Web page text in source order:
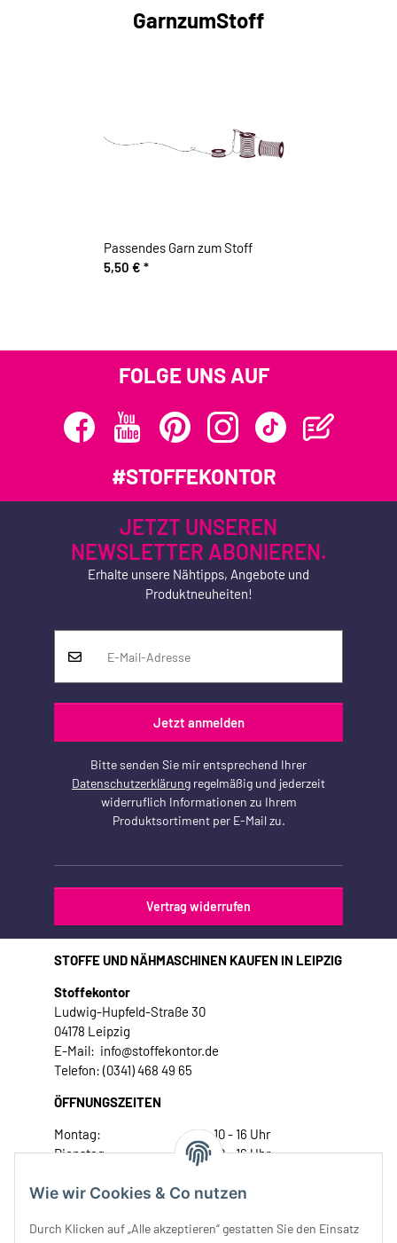
Wie wir Cookies & Co nutzen
Durch Klicken auf „Alle akzeptieren“ gestatten Sie den Einsatz
GarnzumStoff
Passendes Garn zum Stoff
5,50 € *
FOLGE UNS AUF
#STOFFEKONTOR
JETZT UNSEREN
NEWSLETTER ABONIEREN.
Erhalte unsere Nähtipps, Angebote und
Produktneuheiten!
Jetzt anmelden
Bitte senden Sie mir entsprechend Ihrer
Datenschutzerklärung regelmäßig und jederzeit
widerruflich Informationen zu Ihrem
Produktsortiment per E-Mail zu.
Vertrag widerrufen
STOFFE UND NÄHMASCHINEN KAUFEN IN LEIPZIG
Stoffekontor
Ludwig-Hupfeld-Straße 30
04178 Leipzig
E-Mail: info@stoffekontor.de
Telefon: (0341) 468 49 65
ÖFFNUNGSZEITEN
Montag:
10 - 16 Uhr
Dienstag:
10 - 16 Uhr
Donnerstag:
10 - 18 Uhr
Samstag:
10 - 14 Uhr